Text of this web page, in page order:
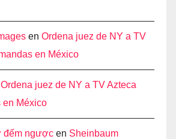
en Ordena juez de NY a TV
en México
Ordena juez de NY a TV Azteca
en México
đếm ngược en Sheinbaum